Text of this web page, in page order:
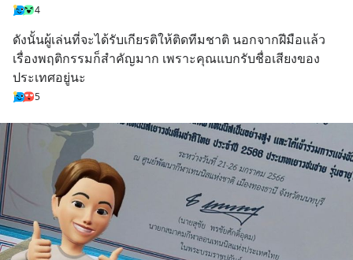
4
ดังนั้นผู้เล่นที่จะได้รับเกียรติให้ติดทีมชาติ นอกจากฝีมือแล้ว
เรื่องพฤติกรรมก็สำคัญมาก เพราะคุณแบกรับชื่อเสียงของ
ประเทศอยู่นะ
5